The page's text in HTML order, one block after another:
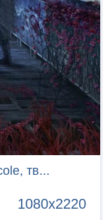
тв...
1080x2220